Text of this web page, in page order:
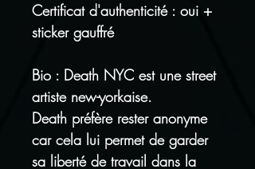
Certificat d'authenticité : oui +
sticker gauffré
Bio : Death NYC est une street
artiste new-yorkaise.
Death préfère rester anonyme
car cela lui permet de garder
sa liberté de travail dans la